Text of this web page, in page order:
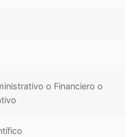
o Financiero o